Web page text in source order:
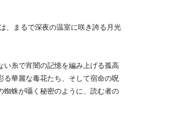
、まるで深夜の温室に咲き誇る月光
糸で宵闇の記憶を編み上げる孤高
華麗な毒花たち、そして宿命の呪
蛛が囁く秘密のように、読む者の